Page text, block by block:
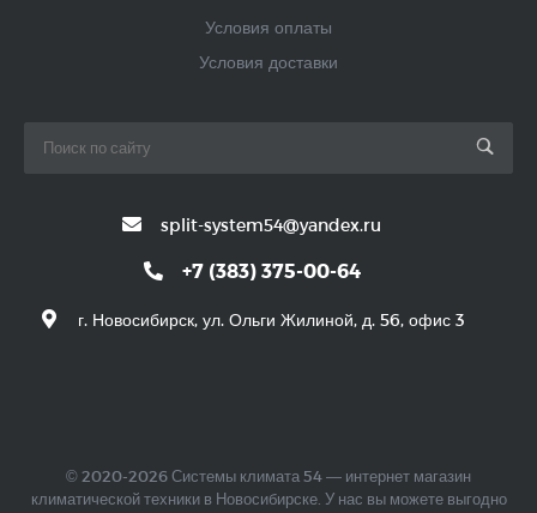
Условия оплаты
Условия доставки
split-system54@yandex.ru
+7 (383) 375-00-64
г. Новосибирск, ул. Ольги Жилиной, д. 56, офис 3
© 2020-2026 Системы климата 54 — интернет магазин
климатической техники в Новосибирске. У нас вы можете выгодно